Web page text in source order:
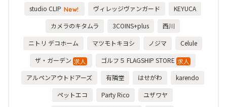
studio CLIP New! ヴィレッジヴァンガード
KEYUCA
カメラのキタムラ
3COINS+plus
西川
ニトリ デコホーム
マツモトキヨシ ノジマ
Celule
ザ・ガーデン 求人 ゴルフ５ FLAGSHIP STORE 求人
アルペンアウトドアーズ
有隣堂 はせがわ
karendo
ペットエコ
Party Rico
ユザワヤ